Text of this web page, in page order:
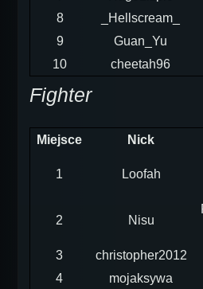
8
_Hellscream_
9
Guan_Yu
10
cheetah96
Fighter
Miejsce Nick
1 Loofah
2 Nisu
3
christopher2012
4
mojaksywa